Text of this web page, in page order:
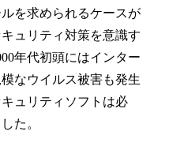
を求められるケースが
ュリティ対策を意識す
年代初頭にはインター
なウイルス被害も発生
ュリティソフトは必
た。